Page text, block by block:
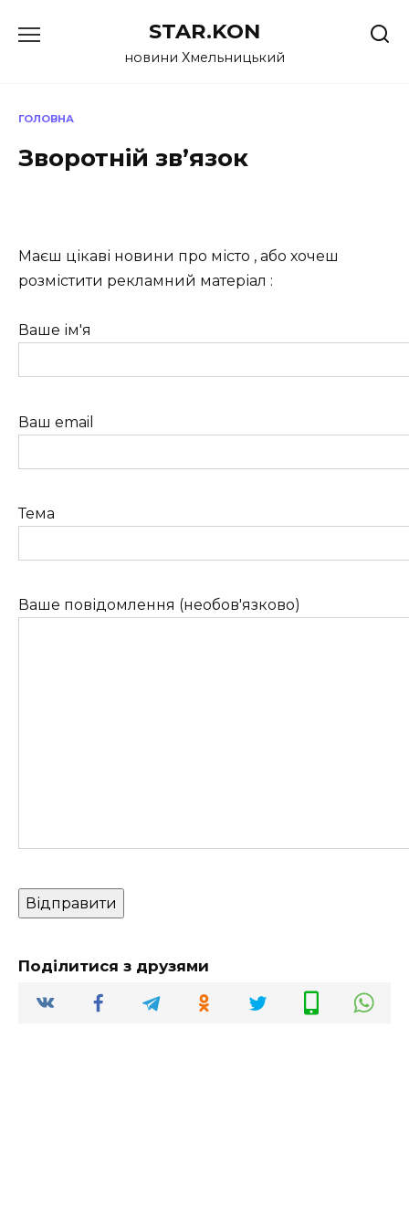
до
STAR.KON
новини Хмельницький
ГОЛОВНА
Зворотній зв’язок
Маєш цікаві новини про місто , або хочеш
розмістити рекламний матеріал :
Ваше ім'я
Ваш email
Тема
Ваше повідомлення (необов'язково)
Поділитися з друзями